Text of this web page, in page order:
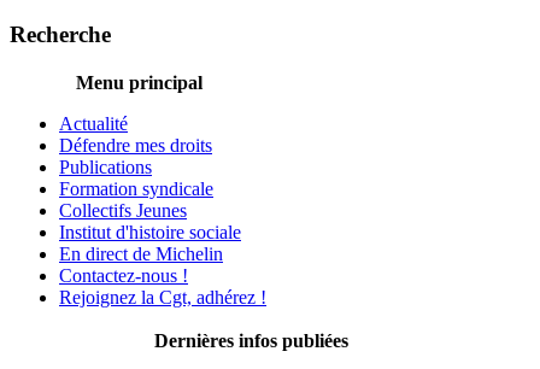
Recherche
Menu principal
Actualité
Défendre mes droits
Publications
Formation syndicale
Collectifs Jeunes
Institut d'histoire sociale
En direct de Michelin
Contactez-nous !
Rejoignez la Cgt, adhérez !
Dernières infos publiées